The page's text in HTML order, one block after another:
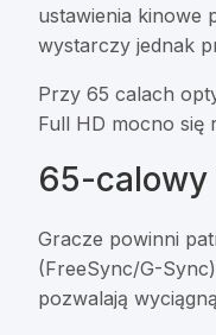
ustawienia kinowe
wystarczy jednak
Przy 65 calach
Full HD mocno się
65-calowy
Gracze powinni
(FreeSync/G-
pozwalają